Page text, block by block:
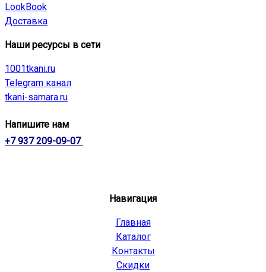
LookBook
Доставка
Наши ресурсы в сети
1001tkani.ru
Telegram канал
tkani-samara.ru
Напишите нам
+7 937 209-09-07
Навигация
Главная
Каталог
Контакты
Скидки